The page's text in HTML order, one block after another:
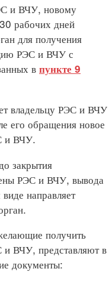
и ВЧУ, новому
рабочих дней
для получения
РЭС и ВЧУ с
в пункте 9
владельцу РЭС и ВЧУ
его обращения новое
и ВЧУ.
закрытия
РЭС и ВЧУ, вывода
направляет
получить
и ВЧУ, представляют в
документы: